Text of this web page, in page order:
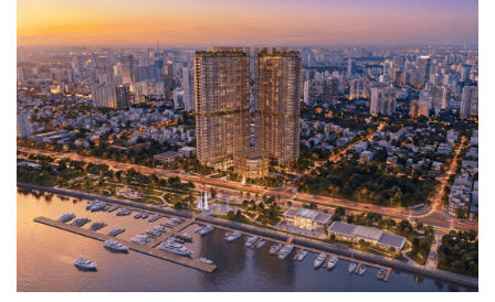
phương thức đối tác công tư (hợp đồng BT), siêu dự án này được
định hướng trở thành một không gian văn hóa, lịch sử và công cộng
quy mô lớn ngay bên bờ sông Sài Gòn.